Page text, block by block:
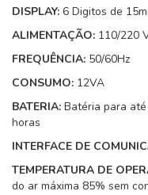
DISPLAY: 6 Digitos de
ALIMENTAÇÃO: 110/220
FREQUÊNCIA: 50/60Hz
CONSUMO: 12VA
BATERIA: Batéria para
horas
INTERFACE DE
TEMPERATURA DE
do ar máxima 85% sem